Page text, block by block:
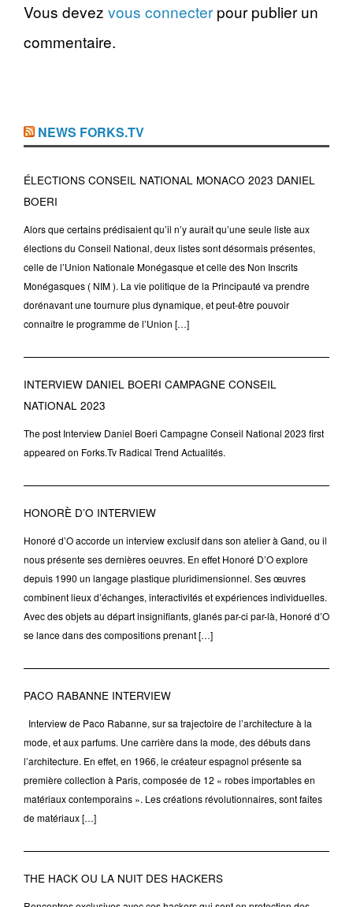
Vous devez vous connecter pour publier un
commentaire.
NEWS FORKS.TV
ÉLECTIONS CONSEIL NATIONAL MONACO 2023 DANIEL
BOERI
Alors que certains prédisaient qu’il n’y aurait qu’une seule liste aux
élections du Conseil National, deux listes sont désormais présentes,
celle de l’Union Nationale Monégasque et celle des Non Inscrits
Monégasques ( NIM ). La vie politique de la Principauté va prendre
dorénavant une tournure plus dynamique, et peut-être pouvoir
connaître le programme de l’Union […]
INTERVIEW DANIEL BOERI CAMPAGNE CONSEIL
NATIONAL 2023
The post Interview Daniel Boeri Campagne Conseil National 2023 first
appeared on Forks.Tv Radical Trend Actualités.
HONORÈ D’O INTERVIEW
Honoré d’O accorde un interview exclusif dans son atelier à Gand, ou il
nous présente ses dernières oeuvres. En effet Honoré D’O explore
depuis 1990 un langage plastique pluridimensionnel. Ses œuvres
combinent lieux d’échanges, interactivités et expériences individuelles.
Avec des objets au départ insignifiants, glanés par-ci par-là, Honoré d’O
se lance dans des compositions prenant […]
PACO RABANNE INTERVIEW
Interview de Paco Rabanne, sur sa trajectoire de l’architecture à la
mode, et aux parfums. Une carrière dans la mode, des débuts dans
l’architecture. En effet, en 1966, le créateur espagnol présente sa
première collection à Paris, composée de 12 « robes importables en
matériaux contemporains ». Les créations révolutionnaires, sont faites
de matériaux […]
THE HACK OU LA NUIT DES HACKERS